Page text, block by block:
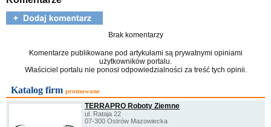
Brak komentarzy
Komentarze publikowane pod artykułami są prywatnymi opiniami
użytkowników portalu.
Właściciel portalu nie ponosi odpowiedzialności za treść tych opinii.
Katalog firm promowane
TERRAPRO Roboty Ziemne
ul. Rataja 22
07-300 Ostrów Mazowiecka